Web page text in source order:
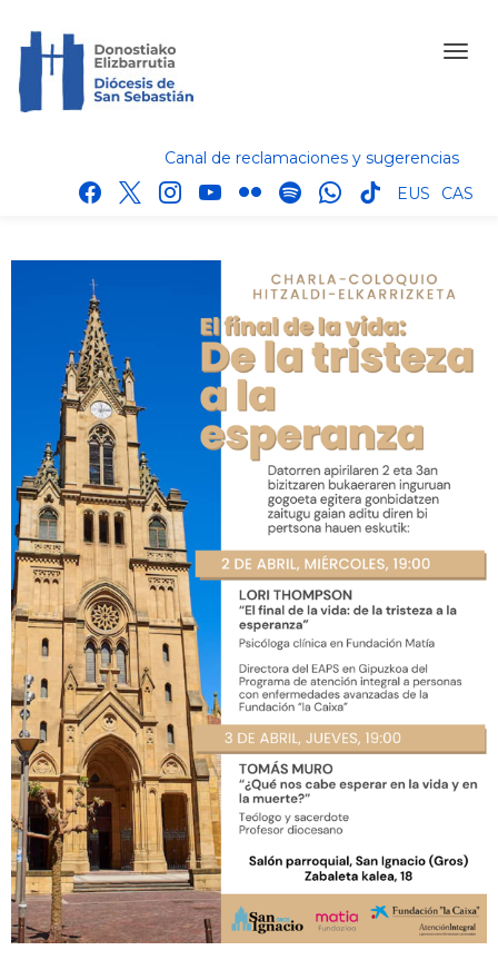
Canal de reclamaciones y sugerencias
facebook
x instagram
youtube
flickr spotifywhatsapp
tik
EUS CAS